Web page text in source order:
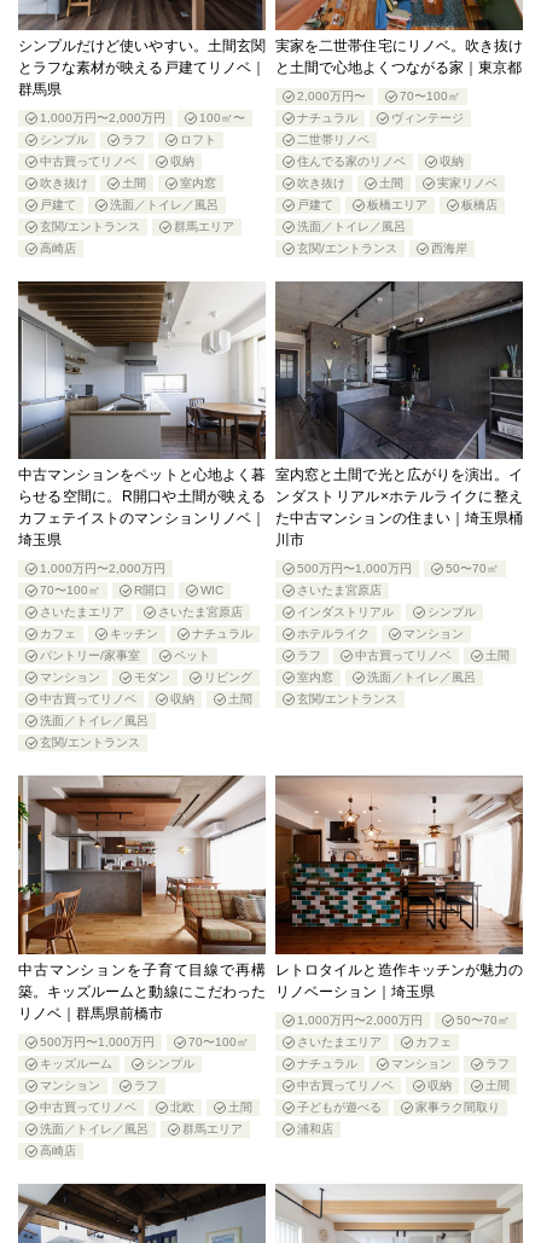
シンプルだけど使いやすい。土間玄関
とラフな素材が映える戸建てリノベ｜
群馬県
1,000万円〜2,000万円
100㎡〜
シンプル
ラフ
ロフト
中古買ってリノベ
収納
吹き抜け
土間
室内窓
戸建て
洗面／トイレ／風呂
玄関/エントランス
群馬エリア
高崎店
実家を二世帯住宅にリノベ。吹き抜け
と土間で心地よくつながる家｜東京都
2,000万円〜
70〜100㎡
ナチュラル
ヴィンテージ
二世帯リノベ
住んでる家のリノベ
収納
吹き抜け
土間
実家リノベ
戸建て
板橋エリア
板橋店
洗面／トイレ／風呂
玄関/エントランス
西海岸
中古マンションをペットと心地よく暮
らせる空間に。R開口や土間が映える
カフェテイストのマンションリノベ｜
埼玉県
1,000万円〜2,000万円
70〜100㎡
R開口
WIC
さいたまエリア
さいたま宮原店
カフェ
キッチン
ナチュラル
パントリー/家事室
ペット
マンション
モダン
リビング
中古買ってリノベ
収納
土間
洗面／トイレ／風呂
玄関/エントランス
室内窓と土間で光と広がりを演出。イ
ンダストリアル×ホテルライクに整え
た中古マンションの住まい｜埼玉県桶
川市
500万円〜1,000万円
50〜70㎡
さいたま宮原店
インダストリアル
シンプル
ホテルライク
マンション
ラフ
中古買ってリノベ
土間
室内窓
洗面／トイレ／風呂
玄関/エントランス
中古マンションを子育て目線で再構
築。キッズルームと動線にこだわった
リノベ｜群馬県前橋市
500万円〜1,000万円
70〜100㎡
キッズルーム
シンプル
マンション
ラフ
中古買ってリノベ
北欧
土間
洗面／トイレ／風呂
群馬エリア
高崎店
レトロタイルと造作キッチンが魅力の
リノベーション｜埼玉県
1,000万円〜2,000万円
50〜70㎡
さいたまエリア
カフェ
ナチュラル
マンション
ラフ
中古買ってリノベ
収納
土間
子どもが遊べる
家事ラク間取り
浦和店